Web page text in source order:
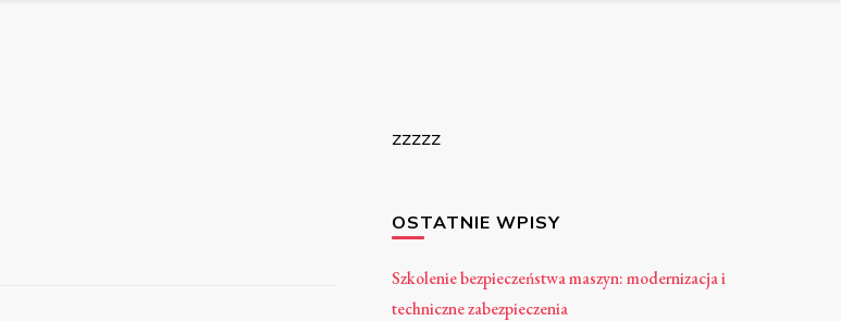
zzzzz
OSTATNIE WPISY
Szkolenie bezpieczeństwa maszyn: modernizacja i
techniczne zabezpieczenia